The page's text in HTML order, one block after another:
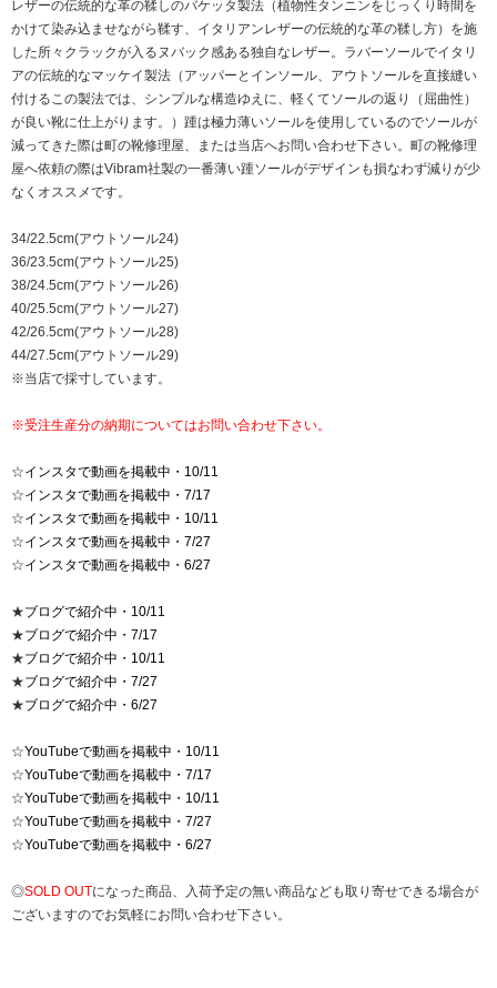
レザーの伝統的な革の鞣しのバケッタ製法（植物性タンニンをじっくり時間を
かけて染み込ませながら鞣す、イタリアンレザーの伝統的な革の鞣し方）を施
した所々クラックが入るヌバック感ある独自なレザー。ラバーソールでイタリ
アの伝統的なマッケイ製法（アッパーとインソール、アウトソールを直接縫い
付けるこの製法では、シンプルな構造ゆえに、軽くてソールの返り（屈曲性）
が良い靴に仕上がります。）踵は極力薄いソールを使用しているのでソールが
減ってきた際は町の靴修理屋、または当店へお問い合わせ下さい。町の靴修理
屋へ依頼の際はVibram社製の一番薄い踵ソールがデザインも損なわず減りが少
なくオススメです。
34/22.5cm(アウトソール24)
36/23.5cm(アウトソール25)
38/24.5cm(アウトソール26)
40/25.5cm(アウトソール27)
42/26.5cm(アウトソール28)
44/27.5cm(アウトソール29)
※当店で採寸しています。
※受注生産分の納期についてはお問い合わせ下さい。
☆インスタで動画を掲載中・10/11
☆インスタで動画を掲載中・7/17
☆インスタで動画を掲載中・10/11
☆インスタで動画を掲載中・7/27
☆インスタで動画を掲載中・6/27
★ブログで紹介中・10/11
★ブログで紹介中・7/17
★ブログで紹介中・10/11
★ブログで紹介中・7/27
★ブログで紹介中・6/27
☆YouTubeで動画を掲載中・10/11
☆YouTubeで動画を掲載中・7/17
☆YouTubeで動画を掲載中・10/11
☆YouTubeで動画を掲載中・7/27
☆YouTubeで動画を掲載中・6/27
◎SOLD OUTになった商品、入荷予定の無い商品なども取り寄せできる場合が
ございますのでお気軽にお問い合わせ下さい。